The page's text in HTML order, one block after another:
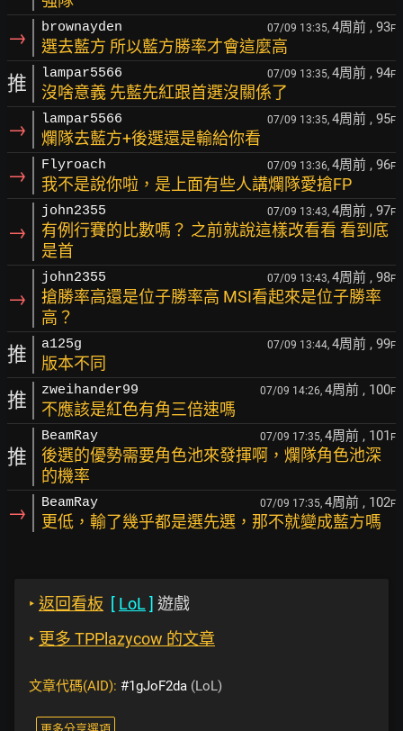
→ brownayden 07/09 13:35, 4周前 , 93F
選去藍方 所以藍方勝率才會這麼高
推 lampar5566 07/09 13:35, 4周前 , 94F
沒啥意義 先藍先紅跟首選沒關係了
→ lampar5566 07/09 13:35, 4周前 , 95F
爛隊去藍方+後選還是輸給你看
→ Flyroach 07/09 13:36, 4周前 , 96F
我不是說你啦，是上面有些人講爛隊愛搶FP
→
john2355 07/09 13:43, 4周前 , 97F
有例行賽的比數嗎？ 之前就說這樣改看看 看到底
是首
→
john2355 07/09 13:43, 4周前 , 98F
搶勝率高還是位子勝率高 MSI看起來是位子勝率
高？
推 a125g 07/09 13:44, 4周前 , 99F
版本不同
推 zweihander99 07/09 14:26, 4周前 , 100F
不應該是紅色有角三倍速嗎
推
BeamRay 07/09 17:35, 4周前 , 101 F
後選的優勢需要角色池來發揮啊，爛隊角色池深
的機率
→ BeamRay 07/09 17:35, 4周前 , 102F
更低，輸了幾乎都是選先選，那不就變成藍方嗎
‣ 返回看板 [ LoL ] 遊戲
‣ 更多 TPPlazycow 的文章
文章代碼(AID): #1gJoF2da (LoL)